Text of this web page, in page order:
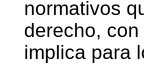
normativos
derecho,
implica para